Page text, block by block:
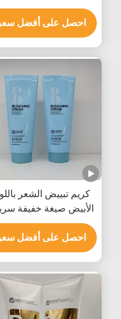
احصل على أفضل سعر
كريم تبييض الشعر
الأبيض صيغة خفيفة
التلاشي رفع إلى 9 مستويات
احصل على أفضل سعر